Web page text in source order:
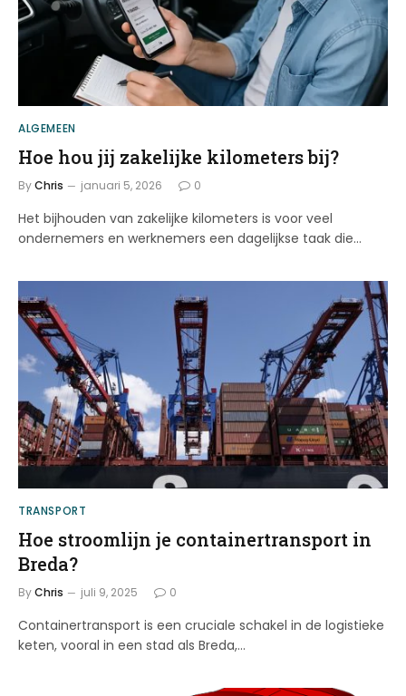
ALGEMEEN
Hoe hou jij zakelijke kilometers bij?
ByChris januari 5, 2026 0
Het bijhouden van zakelijke kilometers is voor veel
ondernemers en werknemers een dagelijkse taak die…
TRANSPORT
Hoe stroomlijn je containertransport in
Breda?
ByChris juli 9, 2025 0
Containertransport is een cruciale schakel in de logistieke
keten, vooral in een stad als Breda,…